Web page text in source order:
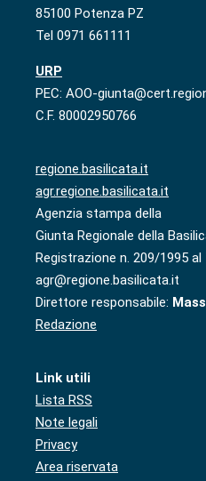
85100 Potenza PZ
Tel 0971 661111
URP
PEC: AOO-
C.F. 80002950766
regione.basilicata.it
agr.regione.basilicata.it
Agenzia stampa della
Giunta Regionale della
Registrazione n. 209/1995
agr@regione.basilicata.it
Direttore responsabile:
Redazione
Link utili
Lista RSS
Note legali
Privacy
Area riservata